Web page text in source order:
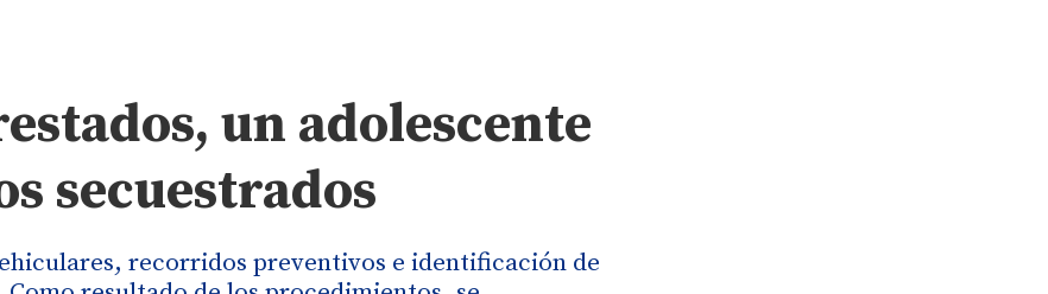
un adolescente
secuestrados
recorridos preventivos e identificación de